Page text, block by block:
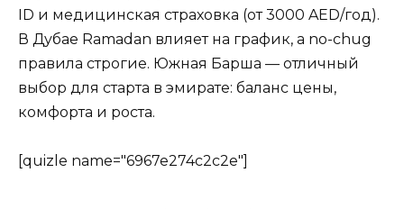
ID и медицинская страховка (от 3000 AED/год).
В Дубае Ramadan влияет на график, а no-chug
правила строгие. Южная Барша — отличный
выбор для старта в эмирате: баланс цены,
комфорта и роста.
[quizle name="6967e274c2c2e"]